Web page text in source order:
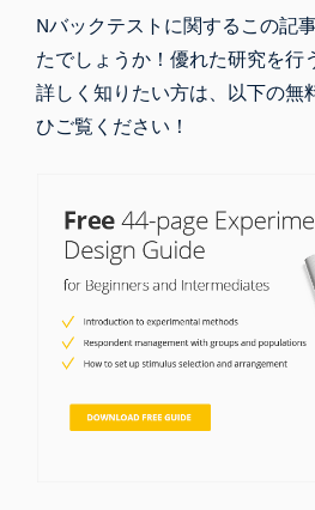
Nバックテストに関するこの記
たでしょうか！優れた研究を行
詳しく知りたい方は、以下の無
ひご覧ください！